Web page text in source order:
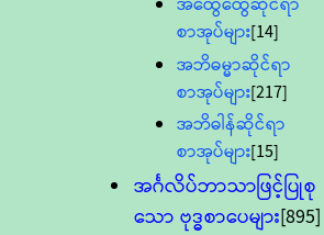
စာအုပ်များ[14]
အဘိဓမ္မာဆိုင်ရာ
စာအုပ်များ[217]
အဘိဓါန်ဆိုင်ရာ
စာအုပ်များ[15]
အင်္ဂလိပ်ဘာသာဖြင့်ပြုစု
သော ဗုဒ္ဓစာပေများ[895]